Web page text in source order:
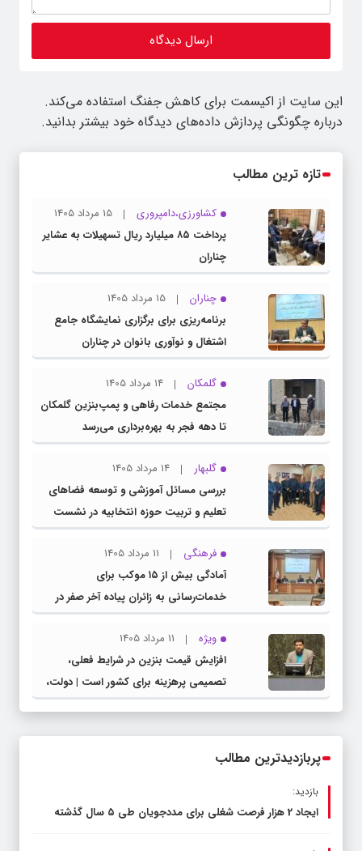
این سایت از اکیسمت برای کاهش جفنگ استفاده می‌کند.
درباره چگونگی پردازش داده‌های دیدگاه خود بیشتر بدانید.
تازه ترین مطالب
کشاورزی،دامپروری
15 مرداد 1405
پرداخت ۸۵ میلیارد ریال تسهیلات به عشایر
چناران
چناران
15 مرداد 1405
برنامه‌ریزی برای برگزاری نمایشگاه جامع
اشتغال و نوآوری بانوان در چناران
گلمکان
14 مرداد 1405
مجتمع خدمات رفاهی و پمپ‌بنزین گلمکان
تا دهه فجر به بهره‌برداری می‌رسد
گلبهار
14 مرداد 1405
بررسی مسائل آموزشی و توسعه فضاهای
تعلیم و تربیت حوزه انتخابیه در نشست
مشترک عضو کمیسیون آموزش مجلس با
مدیرکل آموزش و پرورش خراسان رضوی
فرهنگی
11 مرداد 1405
آمادگی بیش از ۱۵ موکب برای
خدمات‌رسانی به زائران پیاده آخر صفر در
شهرستان چناران
ویژه
11 مرداد 1405
افزایش قیمت بنزین در شرایط فعلی،
تصمیمی پرهزینه برای کشور است | دولت،
قاچاق سوخت و عوامل اصلی ناترازی را
پربازدیدترین مطالب
بازدید:
ایجاد 2 هزار فرصت شغلی برای مددجویان طی ۵ سال گذشته